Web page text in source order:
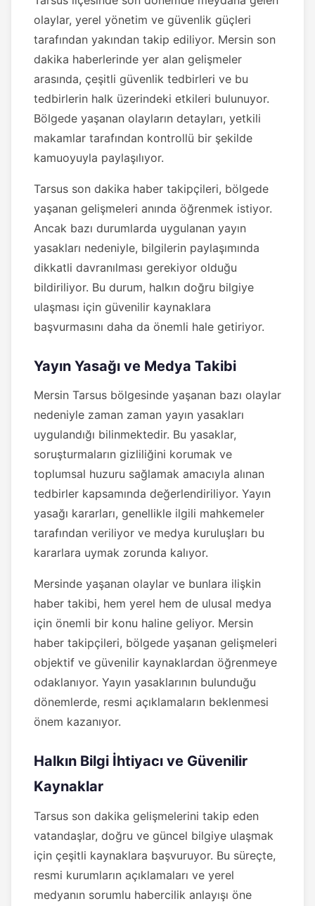
olaylar, yerel yönetim ve güvenlik güçleri
tarafından yakından takip ediliyor. Mersin son
dakika haberlerinde yer alan gelişmeler
arasında, çeşitli güvenlik tedbirleri ve bu
tedbirlerin halk üzerindeki etkileri bulunuyor.
Bölgede yaşanan olayların detayları, yetkili
makamlar tarafından kontrollü bir şekilde
kamuoyuyla paylaşılıyor.
Tarsus son dakika haber takipçileri, bölgede
yaşanan gelişmeleri anında öğrenmek istiyor.
Ancak bazı durumlarda uygulanan yayın
yasakları nedeniyle, bilgilerin paylaşımında
dikkatli davranılması gerekiyor olduğu
bildiriliyor. Bu durum, halkın doğru bilgiye
ulaşması için güvenilir kaynaklara
başvurmasını daha da önemli hale getiriyor.
Yayın Yasağı ve Medya Takibi
Mersin Tarsus bölgesinde yaşanan bazı olaylar
nedeniyle zaman zaman yayın yasakları
uygulandığı bilinmektedir. Bu yasaklar,
soruşturmaların gizliliğini korumak ve
toplumsal huzuru sağlamak amacıyla alınan
tedbirler kapsamında değerlendiriliyor. Yayın
yasağı kararları, genellikle ilgili mahkemeler
tarafından veriliyor ve medya kuruluşları bu
kararlara uymak zorunda kalıyor.
Mersinde yaşanan olaylar ve bunlara ilişkin
haber takibi, hem yerel hem de ulusal medya
için önemli bir konu haline geliyor. Mersin
haber takipçileri, bölgede yaşanan gelişmeleri
objektif ve güvenilir kaynaklardan öğrenmeye
odaklanıyor. Yayın yasaklarının bulunduğu
dönemlerde, resmi açıklamaların beklenmesi
önem kazanıyor.
Halkın Bilgi İhtiyacı ve Güvenilir
Kaynaklar
Tarsus son dakika gelişmelerini takip eden
vatandaşlar, doğru ve güncel bilgiye ulaşmak
için çeşitli kaynaklara başvuruyor. Bu süreçte,
resmi kurumların açıklamaları ve yerel
medyanın sorumlu habercilik anlayışı öne